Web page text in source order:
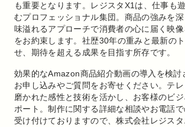
も重要となります。レジスタX1は、仕事も
むプロフェッショナル集団。商品の強みを
味溢れるアプローチで消費者の心に届く映
をお約束します。社歴30年の重みと最新の
せ、期待を超える成果を目指す所存です。
効果的なAmazon商品紹介動画の導入を検討
お申し込みやご質問をお寄せください。テ
磨かれた感性と技術を活かし、お客様のビ
ポート。制作に関する詳細な相談やお電話
受け付けておりますので、株式会社レジス